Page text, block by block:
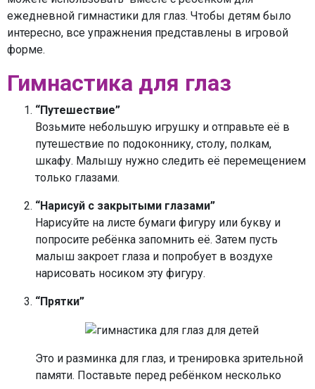
ежедневной гимнастики для глаз. Чтобы детям было
интересно, все упражнения представлены в игровой
форме.
Гимнастика для глаз
“Путешествие”
Возьмите небольшую игрушку и отправьте её в
путешествие по подоконнику, столу, полкам,
шкафу. Малышу нужно следить её перемещением
только глазами.
“Нарисуй с закрытыми глазами”
Нарисуйте на листе бумаги фигуру или букву и
попросите ребёнка запомнить её. Затем пусть
малыш закроет глаза и попробует в воздухе
нарисовать носиком эту фигуру.
“Прятки”
Это и разминка для глаз, и тренировка зрительной
памяти. Поставьте перед ребёнком несколько